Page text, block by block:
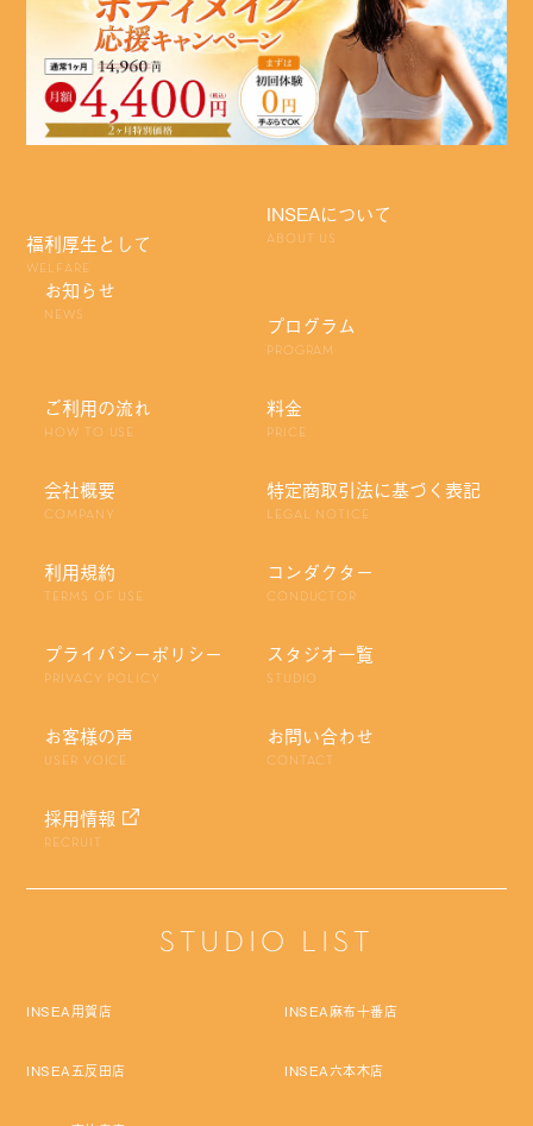
INSEAについて
ABOUT US
コンダクター
CONDUCTOR
会社概要
COMPANY
プログラム
PROGRAM
スタジオ一覧
STUDIO
利用規約
TERMS OF USE
料金
PRICE
お知らせ
NEWS
プライバシーポリシー
PRIVACY POLICY
特定商取引法に基づく表記
LEGAL NOTICE
ご利用の流れ
HOW TO USE
お客様の声
USER VOICE
お問い合わせ
CONTACT
採用情報
RECRUIT
福利厚生として
WELFARE
STUDIO LIST
INSEA用賀店 INSEA麻布十番店
INSEA五反田店 INSEA六本木店